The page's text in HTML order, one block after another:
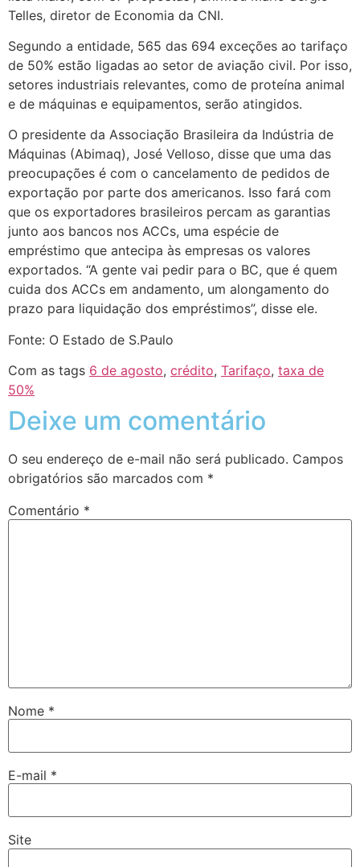
Telles, diretor de Economia da CNI.
Segundo a entidade, 565 das 694 exceções ao tarifaço
de 50% estão ligadas ao setor de aviação civil. Por isso,
setores industriais relevantes, como de proteína animal
e de máquinas e equipamentos, serão atingidos.
O presidente da Associação Brasileira da Indústria de
Máquinas (Abimaq), José Velloso, disse que uma das
preocupações é com o cancelamento de pedidos de
exportação por parte dos americanos. Isso fará com
que os exportadores brasileiros percam as garantias
junto aos bancos nos ACCs, uma espécie de
empréstimo que antecipa às empresas os valores
exportados. “A gente vai pedir para o BC, que é quem
cuida dos ACCs em andamento, um alongamento do
prazo para liquidação dos empréstimos”, disse ele.
Fonte: O Estado de S.Paulo
Com as tags 6 de agosto, crédito, Tarifaço, taxa de
50%
Deixe um comentário
O seu endereço de e-mail não será publicado. Campos
obrigatórios são marcados com *
Comentário *
Nome *
E-mail *
Site